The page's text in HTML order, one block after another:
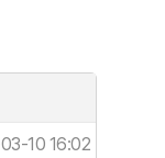
10 16:02